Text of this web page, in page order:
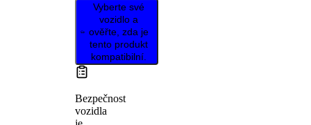
Vyberte své
vozidlo a
ověřte, zda je
tento produkt
kompatibilní.
Bezpečnost
vozidla